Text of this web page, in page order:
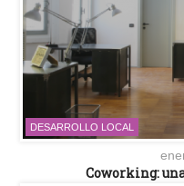
DESARROLLO LOCAL
Coworking: